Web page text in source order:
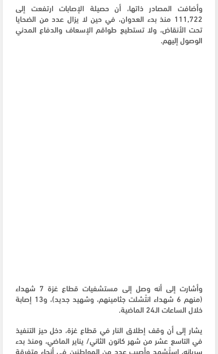
وأضافت المصادر ذاتها، أن حصيلة الإصابات ارتفعت إلى
111,722 منذ بدء العدوان، في حين لا يزال عدد من الضحايا
تحت الأنقاض، ولا تستطيع طواقم الإسعاف والدفاع المدني
الوصول إليهم.
وأشارت إلى أنه وصل إلى مستشفيات قطاع غزة 7 شهداء
(منهم 6 شهداء انتُشلت جثامينهم، وشهيد جديد)، و13 إصابة
خلال الساعات الـ24 الماضية.
يشار إلى أن وقف إطلاق النار في قطاع غزة، دخل حيز التنفيذ
في التاسع عشر من شهر كانون الثاني/ يناير الماضي، ومنذ بدء
سريانه، استُشهد وأصيب عدد من المواطنين في أنحاء متفرقة